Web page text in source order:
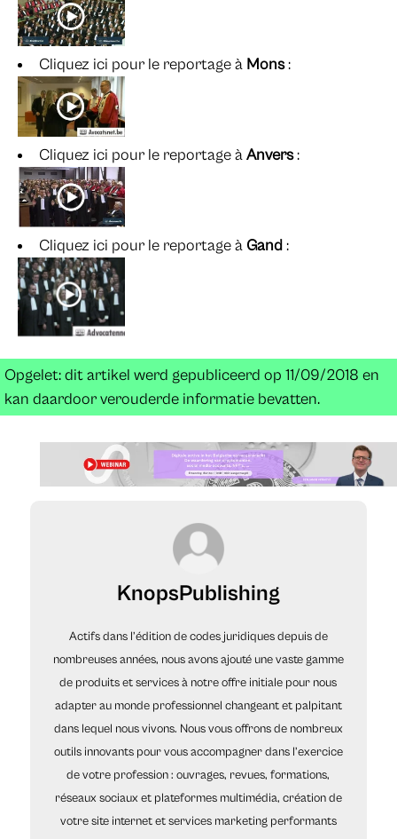
Cliquez ici pour le reportage à Mons:
Cliquez ici pour le reportage àAnvers:
Cliquez ici pour le reportage à Gand :
Opgelet: dit artikel werd gepubliceerd op 11/09/2018 en
kan daardoor verouderde informatie bevatten.
KnopsPublishing
Actifs dans l’édition de codes juridiques depuis de
nombreuses années, nous avons ajouté une vaste gamme
de produits et services à notre offre initiale pour nous
adapter au monde professionnel changeant et palpitant
dans lequel nous vivons. Nous vous offrons de nombreux
outils innovants pour vous accompagner dans l’exercice
de votre profession : ouvrages, revues, formations,
réseaux sociaux et plateformes multimédia, création de
votre site internet et services marketing performants